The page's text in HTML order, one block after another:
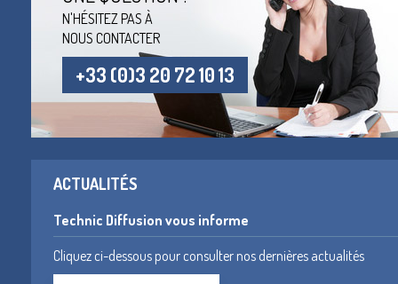
N'HÉSITEZ PAS À
NOUS CONTACTER
+33 (0)3 20 72 10 13
ACTUALITÉS
Technic Diffusion vous informe
Cliquez ci-dessous pour consulter nos dernières actualités